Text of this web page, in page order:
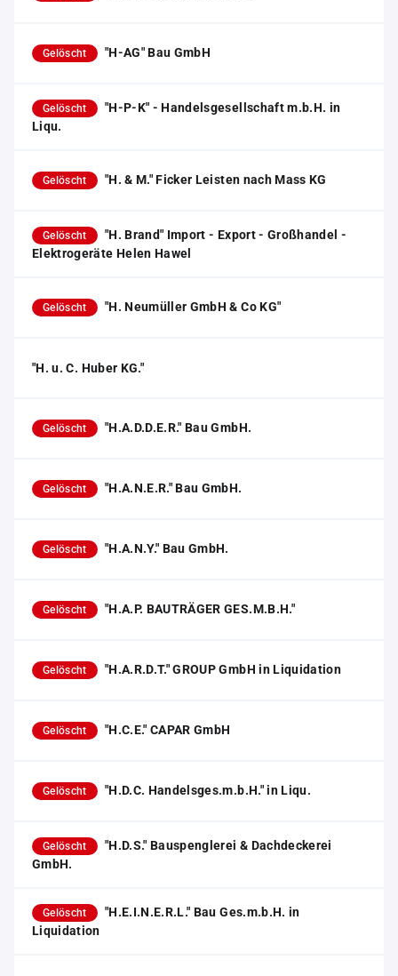
Gelöscht "H-AG" Bau GmbH
Gelöscht
"H-P-K" - Handelsgesellschaft m.b.H. in
Liqu.
Gelöscht "H. & M." Ficker Leisten nach Mass KG
Gelöscht
"H. Brand" Import - Export - Großhandel -
Elektrogeräte Helen Hawel
Gelöscht "H. Neumüller GmbH & Co KG"
"H. u. C. Huber KG."
Gelöscht "H.A.D.D.E.R." Bau GmbH.
Gelöscht "H.A.N.E.R." Bau GmbH.
Gelöscht "H.A.N.Y." Bau GmbH.
Gelöscht "H.A.P. BAUTRÄGER GES.M.B.H."
Gelöscht "H.A.R.D.T." GROUP GmbH in Liquidation
Gelöscht "H.C.E." CAPAR GmbH
Gelöscht "H.D.C. Handelsges.m.b.H." in Liqu.
Gelöscht
"H.D.S." Bauspenglerei & Dachdeckerei
GmbH.
Gelöscht
"H.E.I.N.E.R.L." Bau Ges.m.b.H. in
Liquidation